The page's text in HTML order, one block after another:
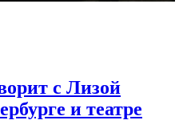
с Лизой
и театре